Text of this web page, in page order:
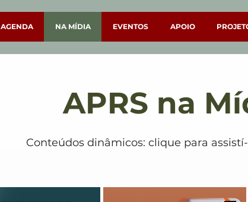
AGENDA NA MÍDIA EVENTOS APOIO
APRS na
Conteúdos dinâmicos: clique para